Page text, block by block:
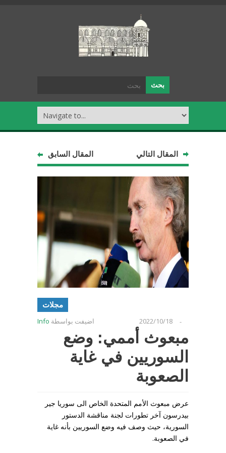
المقال السابق المقال التالي
مجلات
اضيفت بواسطة Info -
2022/10/18
مبعوث أممي: وضع
السوريين في غاية
الصعوبة
عرض مبعوث الأمم المتحدة الخاص الى سوريا جير
بيدرسون آخر تطورات لجنة مناقشة الدستور
السورية، حيث وصف فيه وضع السوريين بأنه غاية
في الصعوبة.